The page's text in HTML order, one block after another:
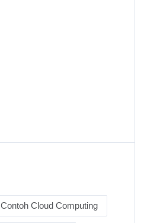
Contoh Cloud Computing